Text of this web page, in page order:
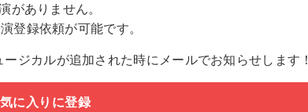
がありません。
登録依頼が可能です。
ジカルが追加された時にメールでお知らせします！
に入りに登録